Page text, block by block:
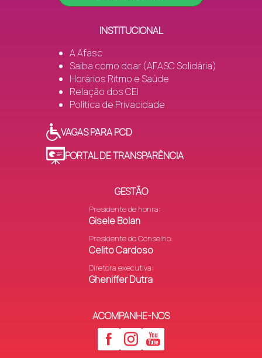
INSTITUCIONAL
A Afasc
Saiba como doar (AFASC Solidária)
Horários Ritmo e Saúde
Relação dos CEI
Política de Privacidade
VAGAS PARA PCD
PORTAL DE TRANSPARÊNCIA
GESTÃO
Presidente de honra:
Gisele Bolan
Presidente do Conselho:
Celito Cardoso
Diretora executiva:
Gheniffer Dutra
ACOMPANHE-NOS